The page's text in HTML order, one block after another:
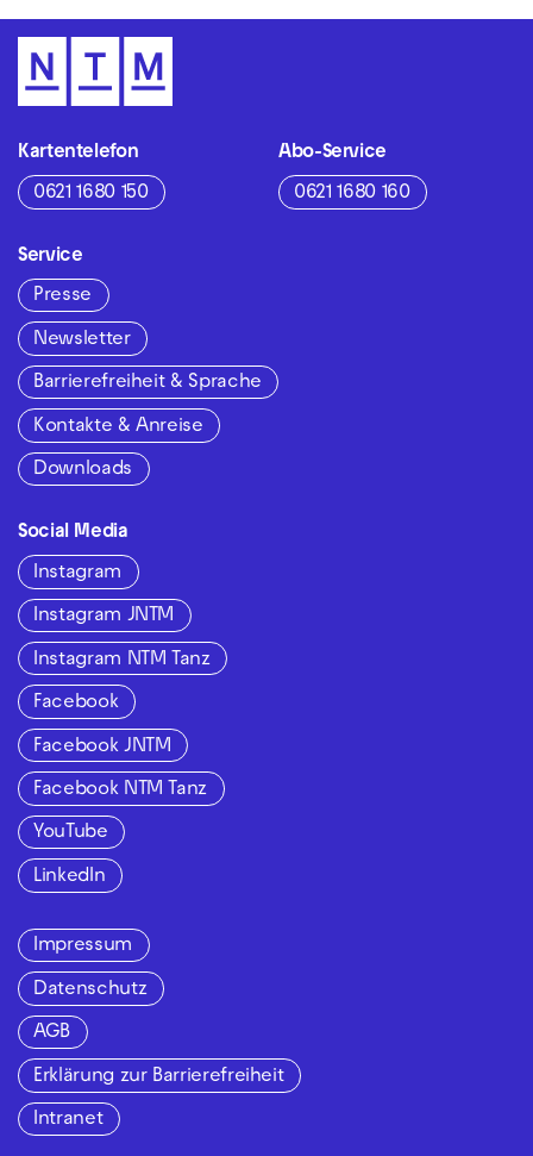
Kartentelefon
0621 1680 150
Abo-Service
0621 1680 160
Service
Presse
Newsletter
Barrierefreiheit & Sprache
Kontakte & Anreise
Downloads
Social Media
Instagram
Instagram JNTM
Instagram NTM Tanz
Facebook
Facebook JNTM
Facebook NTM Tanz
YouTube
LinkedIn
Impressum
Datenschutz
AGB
Erklärung zur Barrierefreiheit
Intranet